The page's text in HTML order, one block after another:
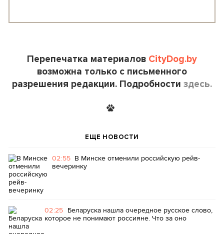
Перепечатка материалов CityDog.by
возможна только с письменного
разрешения редакции. Подробности здесь.
ЕЩЕ НОВОСТИ
02:55 В Минске отменили российскую рейв-
вечеринку
02:25 Беларуска нашла очередное русское слово,
которое не понимают россияне. Что за оно